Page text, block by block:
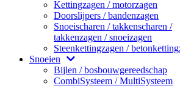
Kettingzagen / motorzagen
Doorslijpers / bandenzagen
Snoeischaren / takkenscharen /
takkenzagen / snoeizagen
Steenkettingzagen /
Snoeien
Bijlen / bosbouwgereedschap
CombiSysteem / MultiSysteem